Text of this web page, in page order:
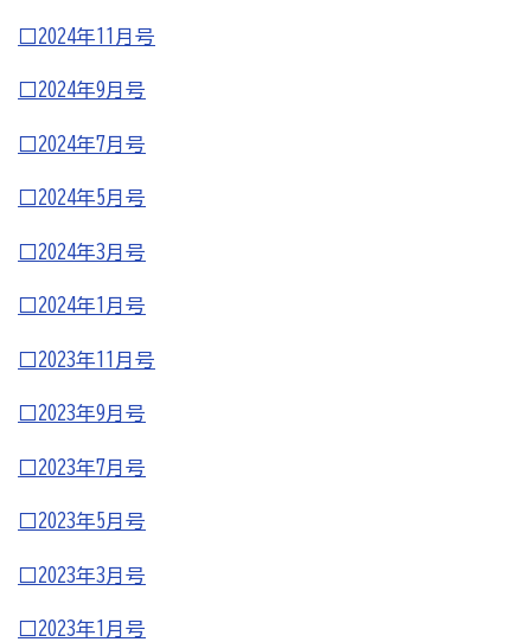
□2024年11月号
□2024年9月号
□2024年7月号
□2024年5月号
□2024年3月号
□2024年1月号
□2023年11月号
□2023年9月号
□2023年7月号
□2023年5月号
□2023年3月号
□2023年1月号
全国商工会連合会会員福祉共済「がん」重点補償
万が一の「労働災害」と使用者賠償補償がセットの保険
海外での知財係争による経営リスクから皆様をお守りし
ます（海外知財訴訟費用保険制度）
険）
情報漏えいリスクの備えに（情報漏えい保険）
経理・記帳代行
[商工会員限定]初期費用も月額料金も0円!「グーペ」な
商工会が扱う検定